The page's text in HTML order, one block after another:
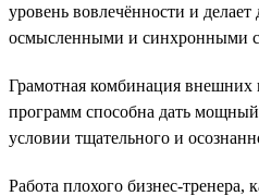
уровень вовлечённости и делает
осмысленными и синхронными
Грамотная комбинация
программ способна дать
условии тщательного и
Работа плохого бизнес-тренера,